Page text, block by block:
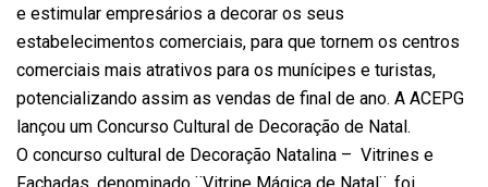
e estimular empresários a decorar os seus
estabelecimentos comerciais, para que tornem os centros
comerciais mais atrativos para os munícipes e turistas,
potencializando assim as vendas de final de ano. A ACEPG
lançou um Concurso Cultural de Decoração de Natal.
O concurso cultural de Decoração Natalina – Vitrines e
Fachadas, denominado ¨Vitrine Mágica de Natal¨, foi